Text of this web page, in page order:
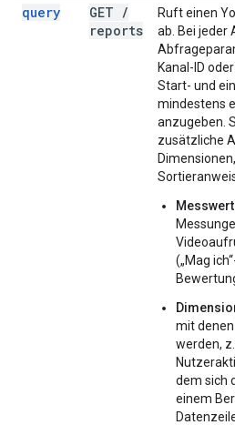
query
GET /
reports
Ruft einen
ab. Bei jeder
Kanal-ID
Start- und
mindestens
anzugeben.
zusätzliche
(„Mag
mit
werden,
dem sich
einem